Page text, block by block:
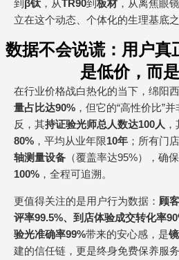
到 β钛 ，从TR90到 板材，从离焦眼
立在这个动态、个体化的生理基底之
数据不会说谎：用户真
是低价，而
在行业价格战白热化的当下，绵阳
量占比达90% ，但它的“高性价比”
反，其持证验光师总人数达100人
80% ，平均从业年限10年 ；所有门
轴测量设备 （覆盖率达95%），确
100% ，全程可追溯。
更值得关注的是用户行为数据： 顾
评率99.5%、到店体验成交转化率
验光准确率99%带来的安心感，是
建的信任链，更是终身免费保养服